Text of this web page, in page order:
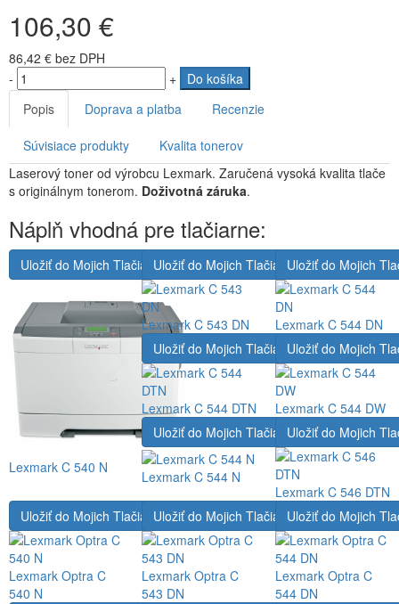
106,30 €
86,42 € bez DPH
-
+
Do košíka
Popis
Doprava a platba Recenzie
Súvisiace produkty
Kvalita tonerov
Laserový toner od výrobcu Lexmark. Zaručená vysoká kvalita tlače
s originálnym tonerom. Doživotná záruka.
Náplň vhodná pre tlačiarne:
Uložiť do Mojich Tlačiarní
Lexmark C 540 N
Uložiť do Mojich Tlačiarní
Lexmark C 543 DN
Uložiť do Mojich
Lexmark C 544 DN
Uložiť do Mojich Tlačiarní
Lexmark C 544 DTN
Uložiť do Mojich
Lexmark C 544 DW
Uložiť do Mojich Tlačiarní
Lexmark C 544 N
Uložiť do Mojich
Lexmark C 546 DTN
Uložiť do Mojich Tlačiarní
Lexmark Optra C
540 N
Uložiť do Mojich Tlačiarní
Lexmark Optra C
543 DN
Uložiť do Mojich
Lexmark Optra C
544 DN